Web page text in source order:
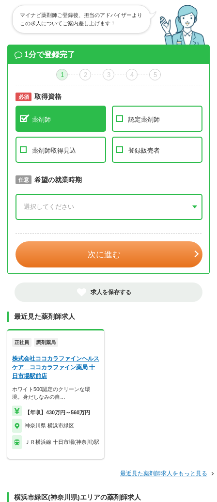
マイナビ薬剤師ご登録後、担当のアドバイザーより
この求人についてご案内差し上げます！
1分で登録完了
1 2 3 4 5
必須 取得資格
薬剤師 認定薬剤師
薬剤師取得見込 登録販売者
必須 取得予定年
任意 希望の就業時期
次に進む
求人を保存する
最近見た薬剤師求人
正社員 調剤薬局
株式会社ココカラファインヘルス
ケア ココカラファイン薬局 十
日市場駅前店
ホワイト500認定のクリーンな環
境。身だしなみの自…
【年収】430万円～560万円
神奈川県 横浜市緑区
ＪＲ横浜線 十日市場(神奈川)駅
最近見た薬剤師求人をもっと見る
横浜市緑区(神奈川県)エリアの薬剤師求人